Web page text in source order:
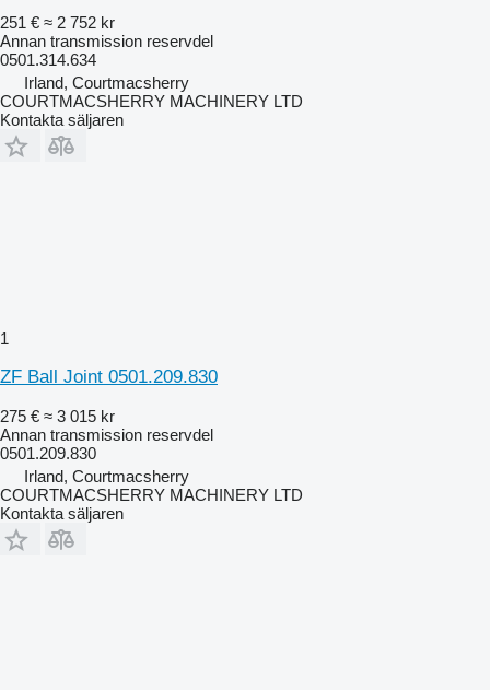
251 € ≈ 2 752 kr
Annan transmission reservdel
0501.314.634
Irland, Courtmacsherry
COURTMACSHERRY MACHINERY LTD
Kontakta säljaren
1
ZF Ball Joint 0501.209.830
275 € ≈ 3 015 kr
Annan transmission reservdel
0501.209.830
Irland, Courtmacsherry
COURTMACSHERRY MACHINERY LTD
Kontakta säljaren